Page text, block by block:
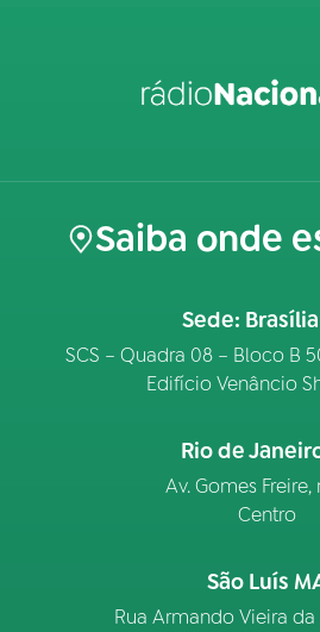
Saiba onde
Sede:
SCS – Quadra 08 – Bloco B
Edifício Venâncio
Rio de
Av. Gomes Freire,
Centro
São Luís
Rua Armando Vieira da